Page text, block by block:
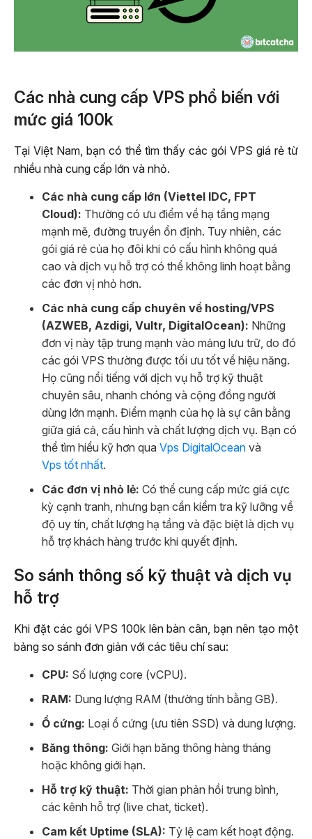
Các nhà cung cấp VPS phổ biến với
mức giá 100k
Tại Việt Nam, bạn có thể tìm thấy các gói VPS giá rẻ từ
nhiều nhà cung cấp lớn và nhỏ.
Các nhà cung cấp lớn (Viettel IDC, FPT
Cloud): Thường có ưu điểm về hạ tầng mạng
mạnh mẽ, đường truyền ổn định. Tuy nhiên, các
gói giá rẻ của họ đôi khi có cấu hình không quá
cao và dịch vụ hỗ trợ có thể không linh hoạt bằng
các đơn vị nhỏ hơn.
Các nhà cung cấp chuyên về hosting/VPS
(AZWEB, Azdigi, Vultr, DigitalOcean): Những
đơn vị này tập trung mạnh vào mảng lưu trữ, do đó
các gói VPS thường được tối ưu tốt về hiệu năng.
Họ cũng nổi tiếng với dịch vụ hỗ trợ kỹ thuật
chuyên sâu, nhanh chóng và cộng đồng người
dùng lớn mạnh. Điểm mạnh của họ là sự cân bằng
giữa giá cả, cấu hình và chất lượng dịch vụ. Bạn có
thể tìm hiểu kỹ hơn qua Vps DigitalOcean và
Vps tốt nhất.
Các đơn vị nhỏ lẻ: Có thể cung cấp mức giá cực
kỳ cạnh tranh, nhưng bạn cần kiểm tra kỹ lưỡng về
độ uy tín, chất lượng hạ tầng và đặc biệt là dịch vụ
hỗ trợ khách hàng trước khi quyết định.
So sánh thông số kỹ thuật và dịch vụ
hỗ trợ
Khi đặt các gói VPS 100k lên bàn cân, bạn nên tạo một
bảng so sánh đơn giản với các tiêu chí sau:
CPU: Số lượng core (vCPU).
RAM: Dung lượng RAM (thường tính bằng GB).
Ổ cứng: Loại ổ cứng (ưu tiên SSD) và dung lượng.
Băng thông: Giới hạn băng thông hàng tháng
hoặc không giới hạn.
Hỗ trợ kỹ thuật: Thời gian phản hồi trung bình,
các kênh hỗ trợ (live chat, ticket).
Cam kết Uptime (SLA): Tỷ lệ cam kết hoạt động.